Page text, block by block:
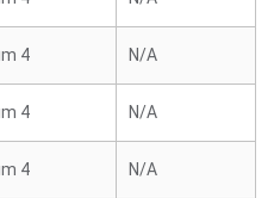
4 N/A
4 N/A
4 N/A